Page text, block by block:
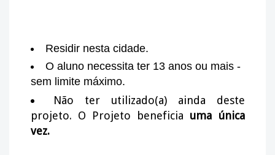
Residir nesta cidade.
O aluno necessita ter 13 anos ou mais -
sem limite máximo.
Não ter utilizado(a) ainda deste
projeto. O Projeto beneficia uma única
vez.